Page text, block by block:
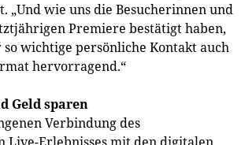
„Und wie uns die Besucherinnen und
Premiere bestätigt haben,
wichtige persönliche Kontakt auch
hervorragend.“
Geld sparen
Verbindung des